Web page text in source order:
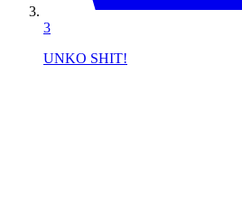
3
UNKO SHIT!